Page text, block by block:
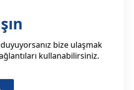
bize ulaşmak
kullanabilirsiniz.